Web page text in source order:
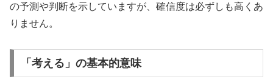
の予測や判断を示していますが、確信度は必ずしも高くあ
りません。
「考える」の基本的意味